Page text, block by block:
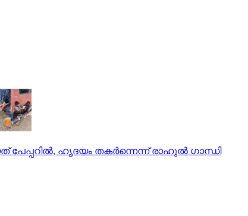
പേപ്പറില്‍, ഹൃദയം തകര്‍ന്നെന്ന് രാഹുല്‍ ഗാന്ധി